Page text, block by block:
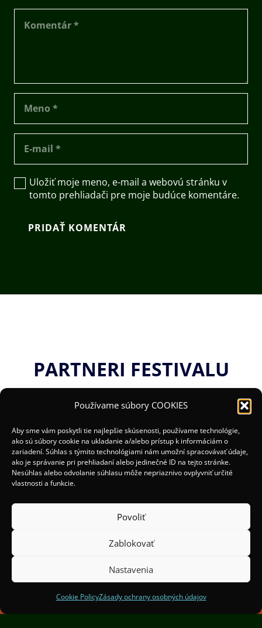
Používame súbory COOKIES
Aby sme vám poskytli tie najlepšie skúsenosti, používame technológie,
ako sú súbory cookie na ukladanie a/alebo prístup k informáciám o
zariadení. Súhlas s týmito technológiami nám umožní spracovávať údaje,
ako je správanie pri prehliadaní alebo jedinečné ID na tejto stránke.
Nesúhlas alebo odvolanie súhlasu môže nepriaznivo ovplyvniť určité
vlastnosti a funkcie.
Povoliť
Zablokovať
Nastavenia
Cookie PolicyZásady ochrany osobných údajov
Uložiť moje meno, e-mail a webovú stránku v
tomto prehliadači pre moje budúce komentáre.
PRIDAŤ KOMENTÁR
PARTNERI FESTIVALU
(c) 2025 Organizátori:Mesto Žilina a OOCR Malá
Spoluorganizátori:Institut Světelného Designu
Praha